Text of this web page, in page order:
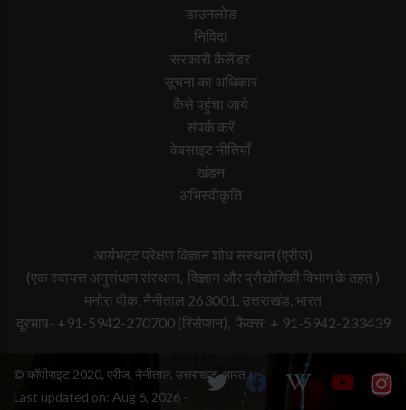
डाउनलोड
निविदा
सरकारी कैलेंडर
सूचना का अधिकार
कैसे पहुंचा जाये
संपर्क करें
वेबसाइट नीतियाँ
खंडन
अभिस्वीकृति
आर्यभट्ट प्रेक्षण विज्ञान शोध संस्थान (एरीज)
(एक स्वायत्त अनुसंधान संस्थान, विज्ञान और प्रौद्योगिकी विभाग के तहत )
मनोरा पीक, नैनीताल 263001, उत्तराखंड, भारत
दूरभाष- +91-5942-270700 (रिसेप्शन), फैक्स: + 91-5942-233439
© कॉपीराइट 2020, एरीज, नैनीताल, उत्तराखंड, भारत।
Last updated on: Aug 6, 2026 -